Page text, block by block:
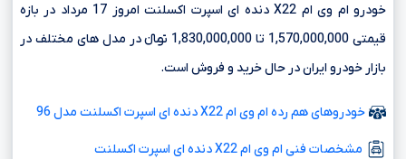
خودرو ام وی ام X22 دنده ای اسپرت اکسلنت امروز 17 مرداد در بازه
قیمتی 1,570,000,000 تا 1,830,000,000 تومانءءء در مدل های مختلف در
بازار خودرو ایران در حال خرید و فروش است.
خودروهای هم رده ام وی ام X22 دنده ای اسپرت اکسلنت مدل 96
مشخصات فنی ام وی ام X22 دنده ای اسپرت اکسلنت